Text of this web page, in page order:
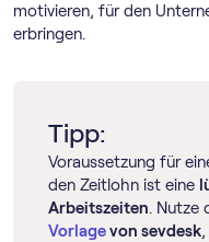
motivieren, für den
erbringen.
Tipp:
Voraussetzung für
den Zeitlohn ist eine
Arbeitszeiten. Nutze
Vorlagevon sevdesk